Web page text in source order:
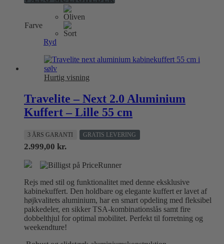
vælges
Farve
Ryd
Hurtig visning
Travelite – Next 2.0 Aluminium
Kuffert – Lille 55 cm
3 ÅRS GARANTI GRATIS LEVERING
2.999,00 kr.
Rejs med stil og funktionalitet med denne eksklusive
kabinekuffert. Den holdbare og elegante kuffert er lavet af
højkvalitets aluminium, har en smart opdeling med fleksibel
pakkedeler, en sikker TSA-kombinationslås samt fire
dobbelthjul for optimal mobilitet. Perfekt til forretning og
weekendture!